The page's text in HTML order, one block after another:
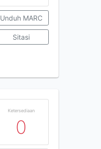
Unduh MARC
Sitasi
Ketersediaan
0